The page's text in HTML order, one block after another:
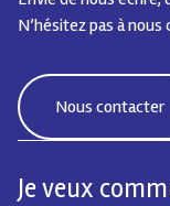
N’hésitez pas à nous
Nous contacter
Je veux